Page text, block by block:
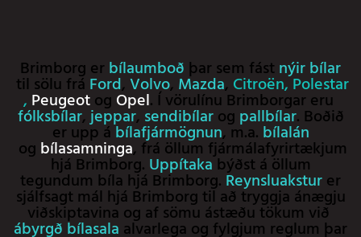
Brimborg er bílaumboð þar sem fást nýir bílar
til sölu frá Ford, Volvo, Mazda, Citroën,Polestar
, Peugeotog Opel. Í vörulínu Brimborgar eru
fólksbílar,jeppar, sendibílarog pallbílar. Boðið
er upp ábílafjármögnun, m.a. bílalán
og bílasamninga, frá öllum fjármálafyrirtækjum
hjá Brimborg. Uppítakabýðst á öllum
tegundum bíla hjá Brimborg. Reynsluaksturer
sjálfsagt mál hjá Brimborg til að tryggja ánægju
viðskiptavina og af sömu ástæðu tökum við
ábyrgð bílasala alvarlega og fylgjum reglum þar